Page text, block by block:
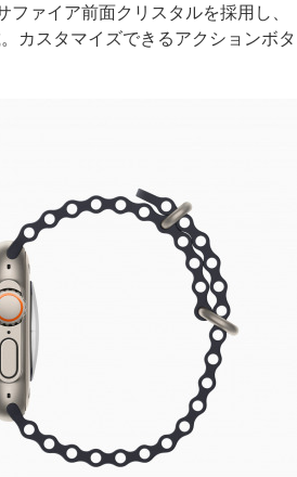
ァイア前面クリスタルを採用し、
カスタマイズできるアクションボタ